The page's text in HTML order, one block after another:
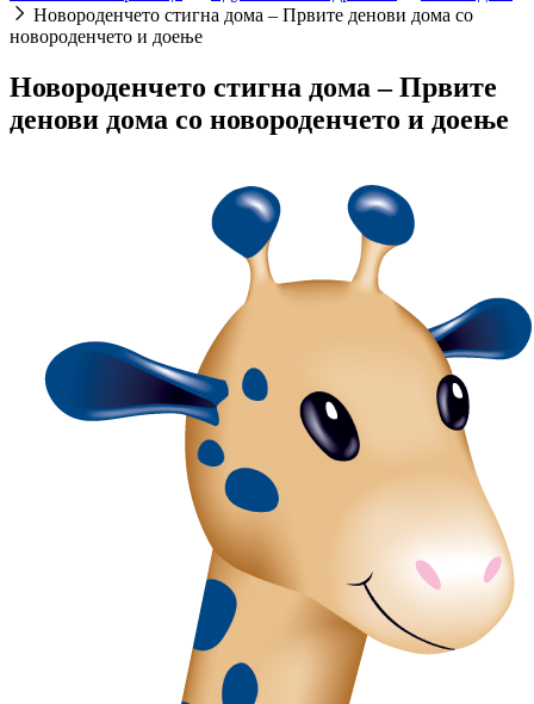
Новороденчето стигна дома – Првите денови дома со
новороденчето и доење
Новороденчето стигна дома – Првите
денови дома со новороденчето и доење